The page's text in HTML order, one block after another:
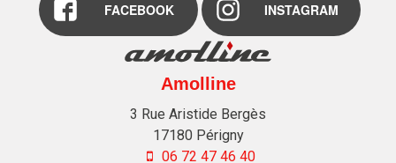
FACEBOOK INSTAGRAM
Amolline
3 Rue Aristide Bergès
17180 Périgny
06 72 47 46 40